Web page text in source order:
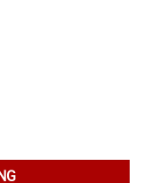
số lượng